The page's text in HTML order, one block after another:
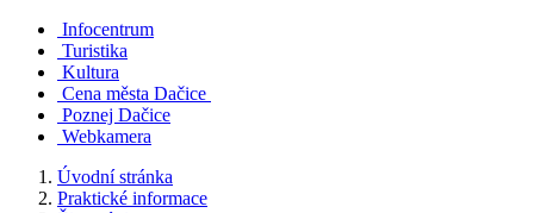
Infocentrum
Turistika
Kultura
Cena města Dačice
Poznej Dačice
Webkamera
Úvodní stránka
Praktické informace